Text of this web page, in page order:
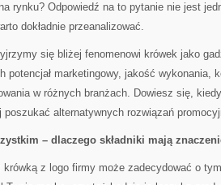
rynku? Odpowiedź na to pytanie nie jest
dokładnie przeanalizować.
się bliżej fenomenowi krówek jako
potencjał marketingowy, jakość wykonania,
w różnych branżach. Dowiesz się,
poszukać alternatywnych rozwiązań
– dlaczego składniki mają
krówką z logo firmy może zadecydować o